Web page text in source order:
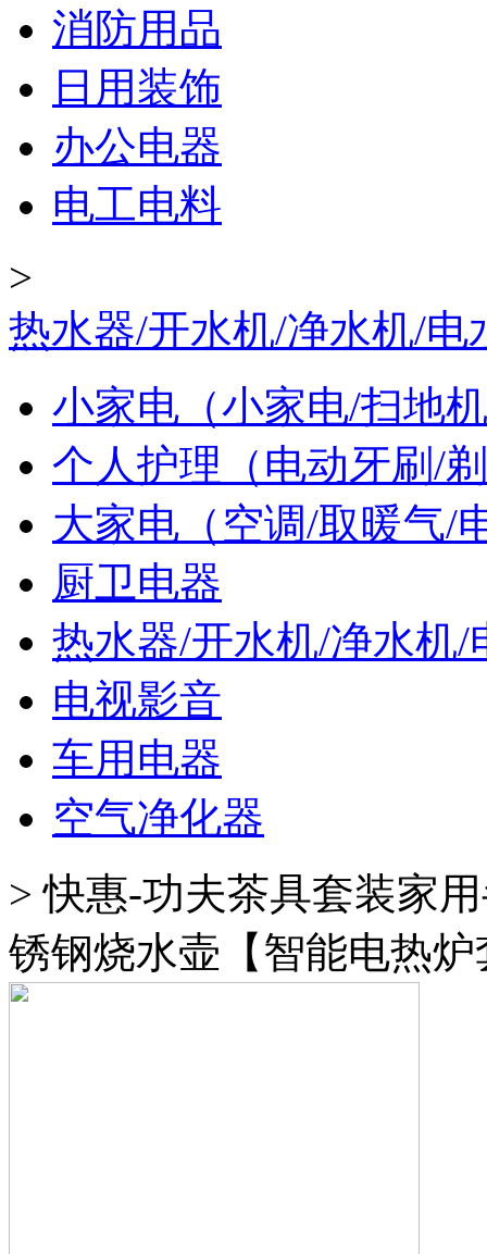
消防用品
日用装饰
办公电器
电工电料
>
热水器/开水机/净水机/电
小家电（小家电/扫地
个人护理（电动牙刷/
大家电（空调/取暖气/
厨卫电器
热水器/开水机/净水机/
电视影音
车用电器
空气净化器
> 快惠-功夫茶具套装家
锈钢烧水壶【智能电热炉